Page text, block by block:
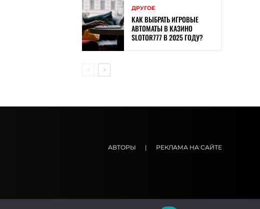
ДРУГОЕ
КАК ВЫБРАТЬ ИГРОВЫЕ
АВТОМАТЫ В КАЗИНО
SLOTOR777 В 2025 ГОДУ?
АВТОРЫ | РЕКЛАМА НА САЙТЕ